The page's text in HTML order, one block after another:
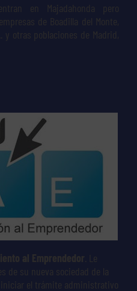
en Majadahonda pero
de Boadilla del Monte,
y otras poblaciones de Madrid,
al Emprendedor . Le
de su nueva sociedad de la
el trámite administrativo